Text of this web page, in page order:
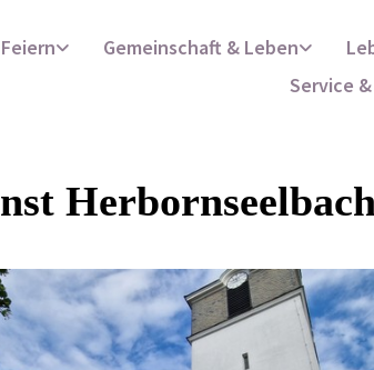
Gemeinschaft & Leben
Service